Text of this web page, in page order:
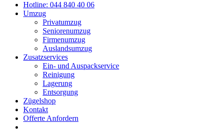
Hotline: 044 840 40 06
Umzug
Privatumzug
Seniorenumzug
Firmenumzug
Auslandsumzug
Zusatzservices
Ein- und Auspackservice
Reinigung
Lagerung
Entsorgung
Zügelshop
Kontakt
Offerte Anfordern